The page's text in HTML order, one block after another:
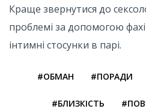
Краще звернутися до
проблемі за допомогою
інтимні стосунки в парі.
#ОБМАН #ПОРАДИ
#БЛИЗКІСТЬ